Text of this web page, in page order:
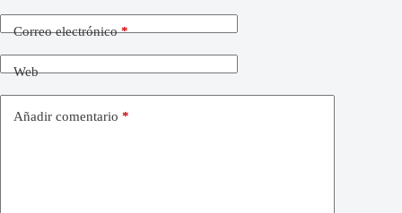
Correo electrónico*
Web
Añadir comentario *